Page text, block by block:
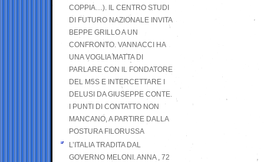
COPPIA…). IL CENTRO STUDI
DI FUTURO NAZIONALE INVITA
BEPPE GRILLO A UN
CONFRONTO. VANNACCI HA
UNA VOGLIA MATTA DI
PARLARE CON IL FONDATORE
DEL M5S E INTERCETTARE I
DELUSI DA GIUSEPPE CONTE.
I PUNTI DI CONTATTO NON
MANCANO, A PARTIRE DALLA
POSTURA FILORUSSA
L’ITALIA TRADITA DAL
GOVERNO MELONI. ANNA , 72